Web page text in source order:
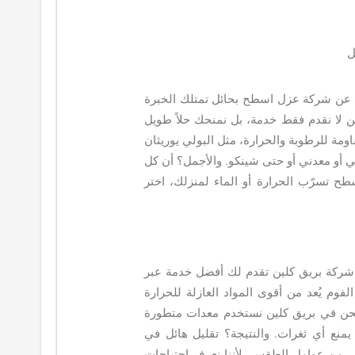
عن شركة عزل اسطح بحائل تمتلك الخبرة
لا نقدم فقط خدمة، بل نمنحك حلاً طويل
للرطوبة والحرارة، مثل البولي يوريثان
أو معدني أو حتى شينكو. والأجمل؟ أن كل
تسرّب الحرارة أو الماء لمنزلك، اختر
بريق كلين تقدم لك أفضل خدمة عبر
يُعد من أقوى المواد العازلة للحرارة
في بريق كلين نستخدم معدات متطورة
أي ثغرات. والنتيجة؟ تقليل هائل في